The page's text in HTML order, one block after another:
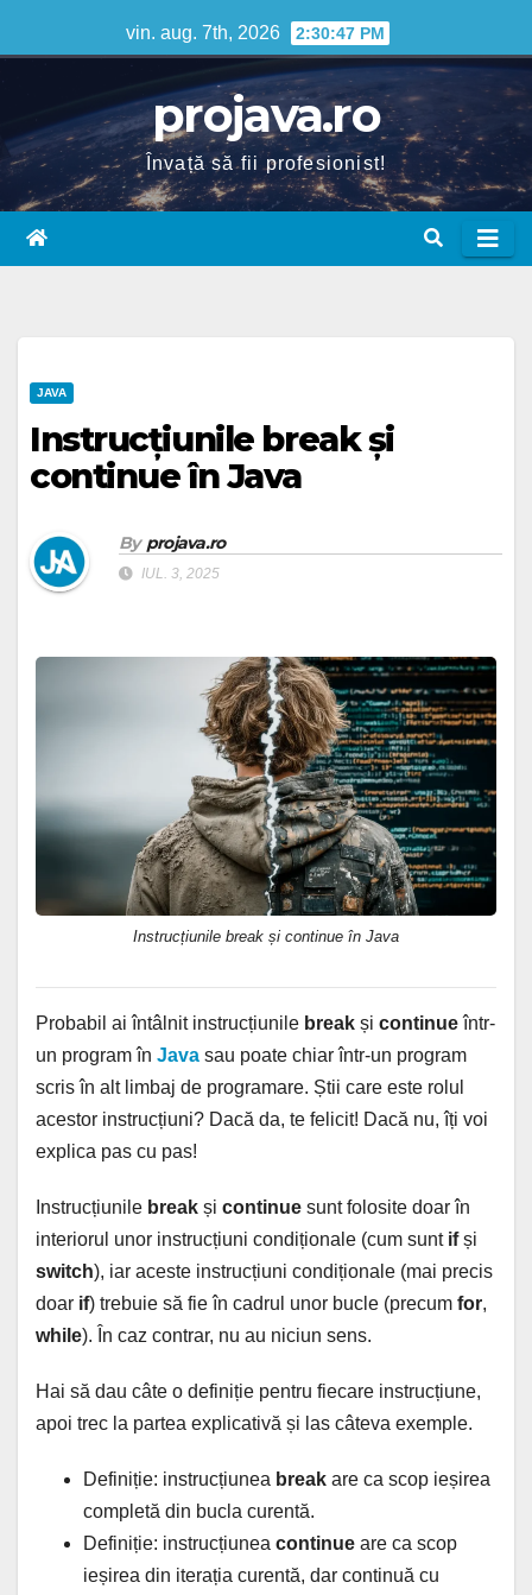
to
vin. aug. 7th, 2026 2:30:48 PM
projava.ro
Învață să fii profesionist!
JAVA
Instrucțiunile break și
continue în Java
By projava.ro
IUL. 3, 2025
Instrucțiunile break și continue în Java
Probabil ai întâlnit instrucțiunile break și continueîntr-
un program în Java sau poate chiar într-un program
scris în alt limbaj de programare. Știi care este rolul
acestor instrucțiuni? Dacă da, te felicit! Dacă nu, îți voi
explica pas cu pas!
Instrucțiunile break și continue sunt folosite doar în
interiorul unor instrucțiuni condiționale (cum sunt ifși
switch), iar aceste instrucțiuni condiționale (mai precis
doar if) trebuie să fie în cadrul unor bucle (precum for,
while). În caz contrar, nu au niciun sens.
Hai să dau câte o definiție pentru fiecare instrucțiune,
apoi trec la partea explicativă și las câteva exemple.
Definiție: instrucțiunea break are ca scop ieșirea
completă din bucla curentă.
Definiție: instrucțiunea continue are ca scop
ieșirea din iterația curentă, dar continuă cu